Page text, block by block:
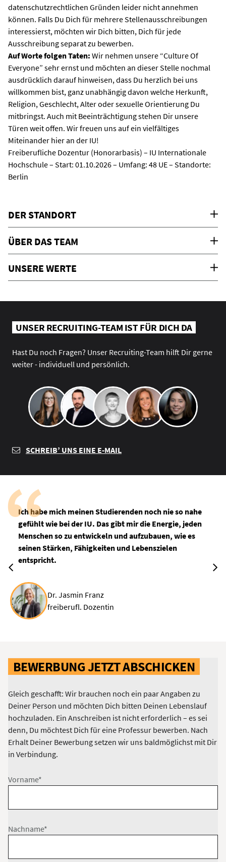
datenschutzrechtlichen Gründen leider nicht annehmen
können. Falls Du Dich für mehrere Stellenausschreibungen
interessierst, möchten wir Dich bitten, Dich für jede
Ausschreibung separat zu bewerben.
Auf Worte folgen Taten: Wir nehmen unsere “Culture Of
Everyone” sehr ernst und möchten an dieser Stelle nochmal
ausdrücklich darauf hinweisen, dass Du herzlich bei uns
willkommen bist, ganz unabhängig davon welche Herkunft,
Religion, Geschlecht, Alter oder sexuelle Orientierung Du
mitbringst. Auch mit Beeinträchtigung stehen Dir unsere
Türen weit offen. Wir freuen uns auf ein vielfältiges
Miteinander hier an der IU!
Freiberufliche Dozentur (Honorarbasis) – IU Internationale
Hochschule – Start: 01.10.2026 – Umfang: 48 UE – Standorte:
Berlin
UNSER RECRUITING-TEAM IST FÜR DICH DA
Hast Du noch Fragen? Unser Recruiting-Team hilft Dir gerne
weiter - individuell und persönlich.
SCHREIB’ UNS EINE E-MAIL
Ich habe mich meinen Studierenden noch nie so nahe
gefühlt wie bei der IU. Das gibt mir die Energie, jeden
Menschen so zu entwickeln und aufzubauen, wie es
seinen Stärken, Fähigkeiten und Lebenszielen
entspricht.
Dr. Jasmin Franz
freiberufl. Dozentin
DER STANDORT
ÜBER DAS TEAM
UNSERE WERTE
BEWERBUNG JETZT ABSCHICKEN
Gleich geschafft: Wir brauchen noch ein paar Angaben zu
Deiner Person und möchten Dich bitten Deinen Lebenslauf
hochzuladen. Ein Anschreiben ist nicht erforderlich – es sei
denn, Du möchtest Dich für eine Professur bewerben. Nach
Erhalt Deiner Bewerbung setzen wir uns baldmöglichst mit Dir
in Verbindung.
Vorname*
Nachname*